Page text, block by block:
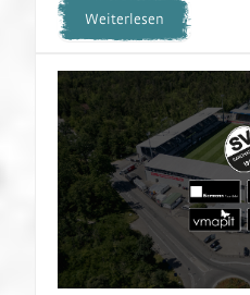
Weiterlesen